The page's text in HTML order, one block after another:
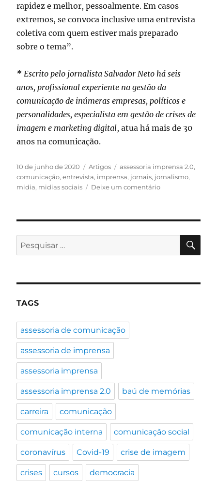
rapidez e melhor, pessoalmente. Em casos
extremos, se convoca inclusive uma entrevista
coletiva com quem estiver mais preparado
sobre o tema”.
* Escrito pelo jornalista Salvador Neto há seis
anos, profissional experiente na gestão da
comunicação de inúmeras empresas, políticos e
personalidades, especialista em gestão de crises de
imagem e marketing digital, atua há mais de 30
anos na comunicação.
Publicado
em
10 de junho de 2020 Categorias
Artigos Tags
assessoria imprensa 2.0,
comunicação,entrevista, imprensa, jornais, jornalismo,
midia, midias sociais Deixe um comentárioem
de
com
Pesquisar
por:
TAGS
assessoria de comunicação
assessoria de imprensa
assessoria imprensa
assessoria imprensa 2.0 baú de memórias
carreira comunicação
comunicação interna comunicação social
coronavírus Covid-19 crise de imagem
crises cursos democracia